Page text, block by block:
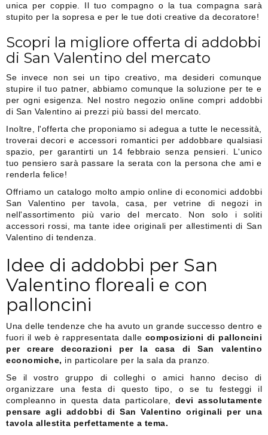
unica per coppie. Il tuo compagno o la tua compagna sarà
stupito per la sopresa e per le tue doti creative da decoratore!
Scopri la migliore offerta di addobbi
di San Valentino del mercato
Se invece non sei un tipo creativo, ma desideri comunque
stupire il tuo patner, abbiamo comunque la soluzione per te e
per ogni esigenza. Nel nostro negozio online compri addobbi
di San Valentino ai prezzi più bassi del mercato.
Inoltre, l'offerta che proponiamo si adegua a tutte le necessità,
troverai decori e accessori romantici per addobbare qualsiasi
spazio, per garantirti un 14 febbraio senza pensieri. L'unico
tuo pensiero sarà passare la serata con la persona che ami e
renderla felice!
Offriamo un catalogo molto ampio online di economici addobbi
San Valentino per tavola, casa, per vetrine di negozi in
nell'assortimento più vario del mercato. Non solo i soliti
accessori rossi, ma tante idee originali per allestimenti di San
Valentino di tendenza.
Idee di addobbi per San
Valentino floreali e con
palloncini
Una delle tendenze che ha avuto un grande successo dentro e
fuori il web è rappresentata dalle composizioni di palloncini
per creare decorazioni per la casa di San valentino
economiche, in particolare per la sala da pranzo.
Se il vostro gruppo di colleghi o amici hanno deciso di
organizzare una festa di questo tipo, o se tu festeggi il
compleanno in questa data particolare, devi assolutamente
pensare agli addobbi di San Valentino originali per una
tavola allestita perfettamente a tema.